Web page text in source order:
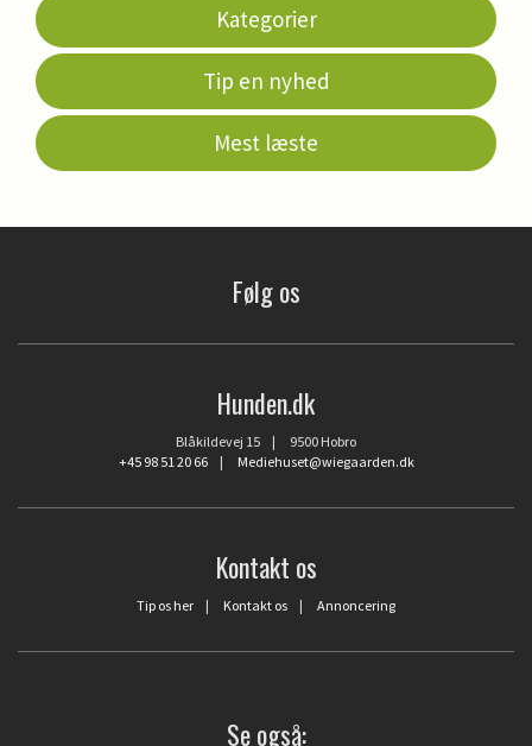
Kategorier
Tip en nyhed
Mest læste
Følg os
Hunden.dk
Blåkildevej 15 | 9500 Hobro
+45 98 51 20 66| Mediehuset@wiegaarden.dk
Kontakt os
Tip os her | Kontakt os | Annoncering
Se også: